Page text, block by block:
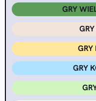
GRY
GRY
GRY